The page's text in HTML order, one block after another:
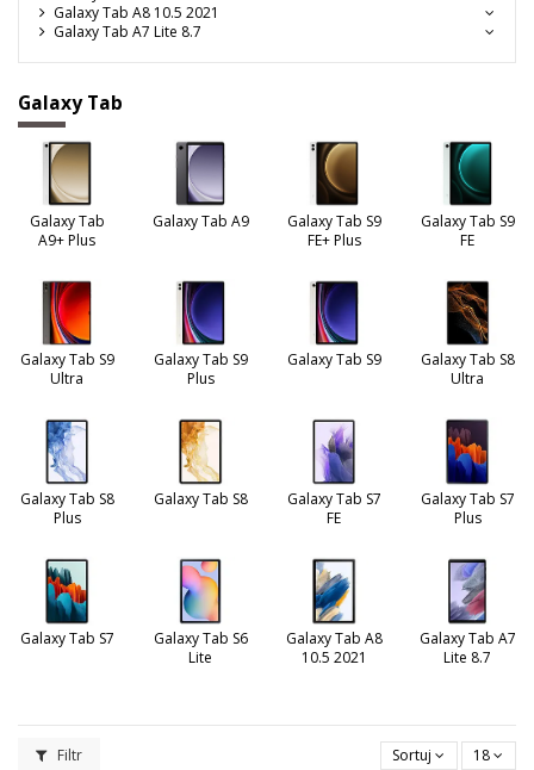
Galaxy Tab A8 10.5 2021
Galaxy Tab A7 Lite 8.7
Galaxy Tab
Galaxy Tab
A9+ Plus
Galaxy Tab A9
Galaxy Tab S9
FE+ Plus
Galaxy Tab S9
FE
Galaxy Tab S9
Ultra
Galaxy Tab S9
Plus
Galaxy Tab S9
Galaxy Tab S8
Ultra
Galaxy Tab S8
Plus
Galaxy Tab S8
Galaxy Tab S7
FE
Galaxy Tab S7
Plus
Galaxy Tab S7
Galaxy Tab S6
Lite
Galaxy Tab A8
10.5 2021
Galaxy Tab A7
Lite 8.7
Filtr Sortuj 18